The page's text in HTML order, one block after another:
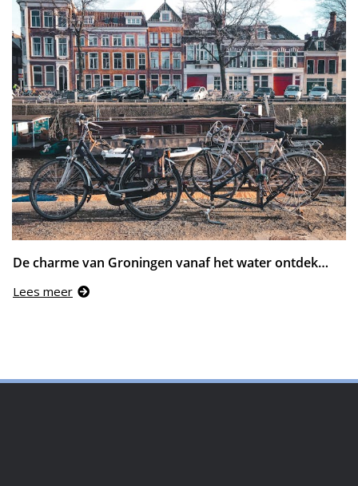
De charme van Groningen vanaf het water ontdekken
Lees meer